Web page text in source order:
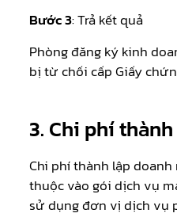
Bước 3: Trả kết quả
Phòng đăng ký kinh
bị từ chối cấp Giấy
3. Chi phí
Chi phí thành lập
thuộc vào gói dịch vụ
sử dụng đơn vị dịch vụ